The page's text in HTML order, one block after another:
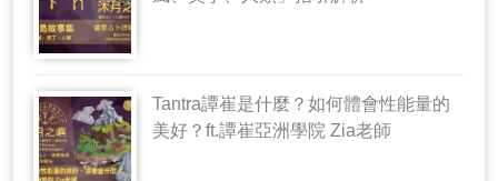
Tantra譚崔是什麼？如何體會性能量的
美好？ft.譚崔亞洲學院 Zia老師